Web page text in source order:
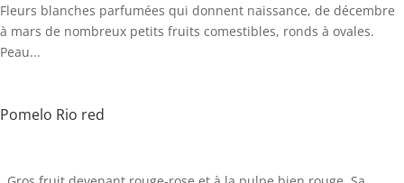
Fleurs blanches parfumées qui donnent naissance, de décembre
à mars de nombreux petits fruits comestibles, ronds à ovales.
Peau...
Pomelo Rio red